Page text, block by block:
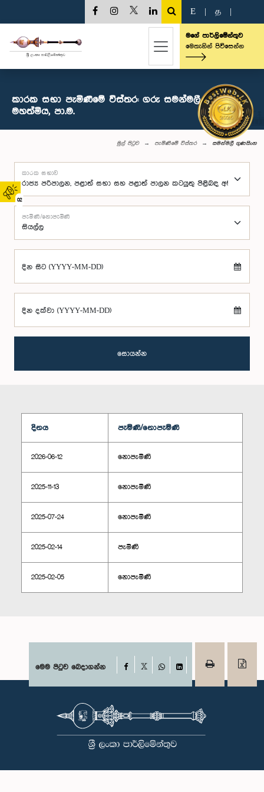
02
E த
මගේ පාර්ලිමේන්තුව
මෙතැනින් පිවිසෙන්න
කාරක සභා පැමිණීමේ විස්තර: ගරු සමන්මලී ගුණසිංහ
මහත්මිය, පා.ම.
මුල් පිටුව පැමිණීමේ විස්තර සමන්මලී ගුණසිංහ
කාරක සභාව
පැමිණි/නොපැමිණි
දින සිට (YYYY-MM-DD)
දින දක්වා (YYYY-MM-DD)
සොයන්න
දිනය පැමිණි/නොපැමිණි
2026-06-12 නොපැමිණි
2025-11-13 නොපැමිණි
2025-07-24 නොපැමිණි
2025-02-14 පැමිණි
2025-02-05 නොපැමිණි
මෙම පිටුව බෙදාගන්න Facebook
WhatsAppLinkedIn